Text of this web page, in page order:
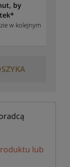
by
w kolejnym
lub